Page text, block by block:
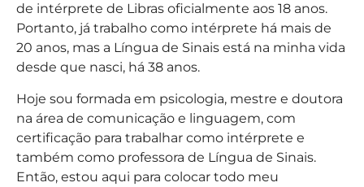
de intérprete de Libras oficialmente aos 18 anos.
Portanto, já trabalho como intérprete há mais de
20 anos, mas a Língua de Sinais está na minha vida
desde que nasci, há 38 anos.
Hoje sou formada em psicologia, mestre e doutora
na área de comunicação e linguagem, com
certificação para trabalhar como intérprete e
também como professora de Língua de Sinais.
Então, estou aqui para colocar todo meu